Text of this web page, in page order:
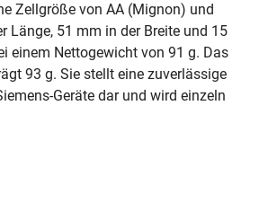
Zellgröße von AA (Mignon) und
Länge, 51 mm in der Breite und 15
einem Nettogewicht von 91 g. Das
93 g. Sie stellt eine zuverlässige
Geräte dar und wird einzeln